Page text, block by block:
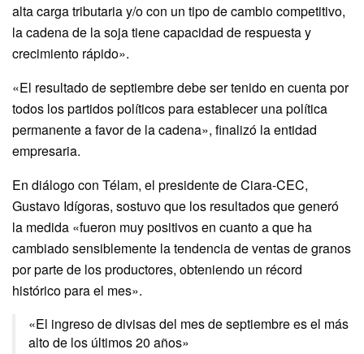
alta carga tributaria y/o con un tipo de cambio competitivo,
la cadena de la soja tiene capacidad de respuesta y
crecimiento rápido».
«El resultado de septiembre debe ser tenido en cuenta por
todos los partidos políticos para establecer una política
permanente a favor de la cadena», finalizó la entidad
empresaria.
En diálogo con Télam, el presidente de Ciara-CEC,
Gustavo Idígoras, sostuvo que los resultados que generó
la medida «fueron muy positivos en cuanto a que ha
cambiado sensiblemente la tendencia de ventas de granos
por parte de los productores, obteniendo un récord
histórico para el mes».
«El ingreso de divisas del mes de septiembre es el más
alto de los últimos 20 años»